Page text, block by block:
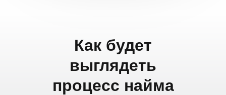
Как будет
выглядеть
процесс найма